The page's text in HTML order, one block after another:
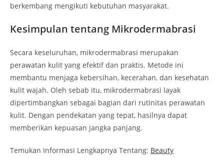
berkembang mengikuti kebutuhan masyarakat.
Kesimpulan tentang Mikrodermabrasi
Secara keseluruhan, mikrodermabrasi merupakan
perawatan kulit yang efektif dan praktis. Metode ini
membantu menjaga kebersihan, kecerahan, dan kesehatan
kulit wajah. Oleh sebab itu, mikrodermabrasi layak
dipertimbangkan sebagai bagian dari rutinitas perawatan
kulit. Dengan pendekatan yang tepat, hasilnya dapat
memberikan kepuasan jangka panjang.
Temukan Informasi Lengkapnya Tentang: Beauty